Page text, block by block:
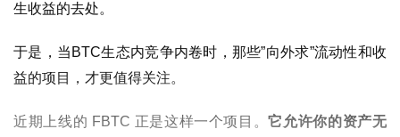
生收益的去处。
于是，当BTC生态内竞争内卷时，那些”向外求”流动性和收
益的项目，才更值得关注。
近期上线的 FBTC 正是这样一个项目。它允许你的资产无